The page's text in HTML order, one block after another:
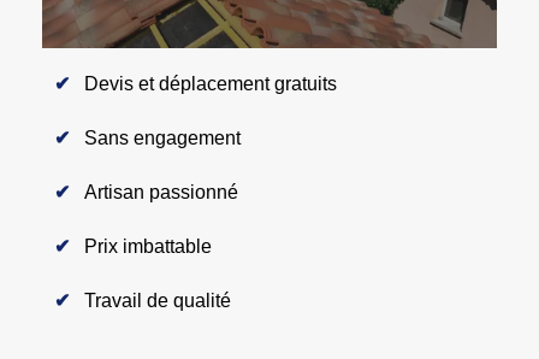
Devis et déplacement gratuits
Sans engagement
Artisan passionné
Prix imbattable
Travail de qualité